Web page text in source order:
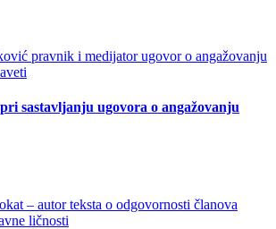
sastavljanju ugovora o angažovanju